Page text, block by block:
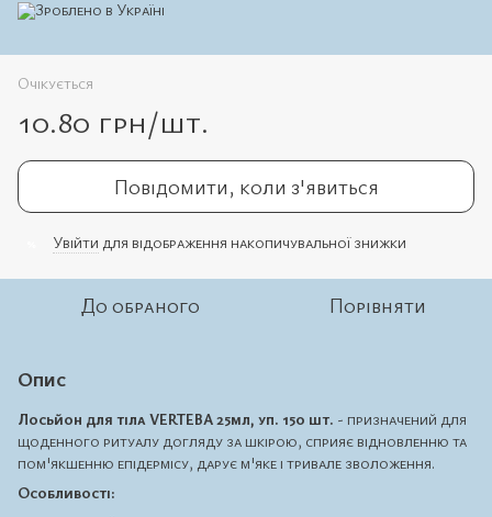
Очікується
10.80 грн/шт.
Повідомити, коли з'явиться
Увійти для відображення накопичувальної знижки
До обраного Порівняти
Опис
Лосьйон для тіла VERTEBA 25мл, уп. 150 шт. - призначений для
щоденного ритуалу догляду за шкірою, сприяє відновленню та
пом'якшенню епідермісу, дарує м'яке і тривале зволоження.
Особливості: